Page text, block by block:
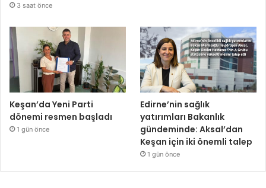
3 saat önce
Keşan’da Yeni Parti
dönemi resmen başladı
1 gün önce
Edirne’nin sağlık
yatırımları Bakanlık
gündeminde: Aksal’dan
Keşan için iki önemli talep
1 gün önce